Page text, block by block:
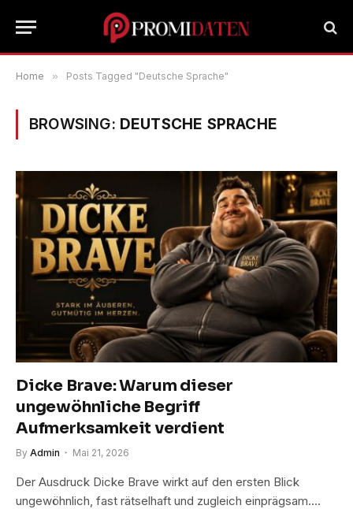
Home » Posts Tagged "Deutsche Sprache"
BROWSING: DEUTSCHE SPRACHE
Dicke Brave: Warum dieser
ungewöhnliche Begriff
Aufmerksamkeit verdient
By Admin Mai 21, 2026
Der Ausdruck Dicke Brave wirkt auf den ersten Blick
ungewöhnlich, fast rätselhaft und zugleich einprägsam.…